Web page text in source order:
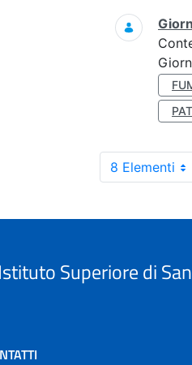
8 Elementi
Istituto Superiore di